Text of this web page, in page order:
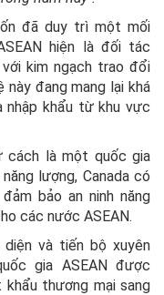
đã duy trì một mối
hiện là đối tác
kim ngạch trao đổi
này đang mang lại khá
nhập khẩu từ khu vực
cách là một quốc gia
lượng, Canada có
bảo an ninh năng
các nước ASEAN.
và tiến bộ xuyên
gia ASEAN được
thương mại sang